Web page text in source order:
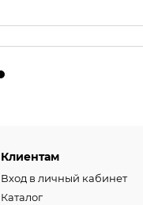
Клиентам
Вход в личный кабинет
Каталог